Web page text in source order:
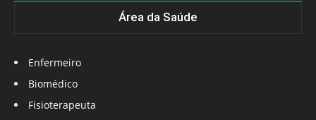
Área da Saúde
Enfermeiro
Biomédico
Fisioterapeuta